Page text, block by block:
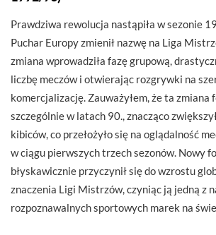
Prawdziwa rewolucja nastąpiła w sezonie
Puchar Europy zmienił nazwę na Liga
zmiana wprowadziła fazę grupową,
liczbę meczów i otwierając rozgrywki na
komercjalizację. Zauważyłem, że ta zmiana
szczególnie w latach 90., znacząco
kibiców, co przełożyło się na oglądalność
w ciągu pierwszych trzech sezonów. Nowy
błyskawicznie przyczynił się do wzrostu
znaczenia Ligi Mistrzów, czyniąc ją jedną z
rozpoznawalnych sportowych marek na